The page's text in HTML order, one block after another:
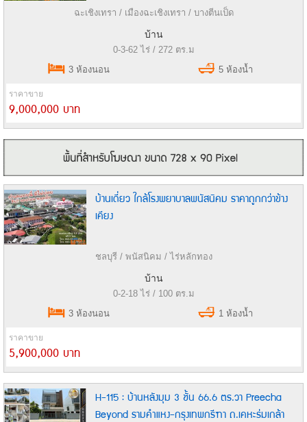
ฉะเชิงเทรา / เมืองฉะเชิงเทรา / บางตีนเป็ด
บ้าน
0-3-62 ไร่ / 272 ตร.ม
3 ห้องนอน
5 ห้องน้ำ
ราคาขาย
9,000,000 บาท
บ้านเดี่ยว ใกล้โรงพยาบาลพนัสนิคม ราคาถูกกว่าข้าง
เคียง
ชลบุรี / พนัสนิคม / ไร่หลักทอง
บ้าน
0-2-18 ไร่ / 100 ตร.ม
3 ห้องนอน
1 ห้องน้ำ
ราคาขาย
5,900,000 บาท
H-115 : บ้านหลังมุม 3 ชั้น 66.6 ตร.วา Preecha
Beyond รามคำแหง-กรุงเทพกรีฑา ถ.เคหะร่มเกล้า